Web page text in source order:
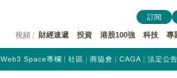
視頻 財經速遞 投資 港股100強 科技 專
訂閱
Web3 Space專欄 社區 商協會 CAGA 法定公